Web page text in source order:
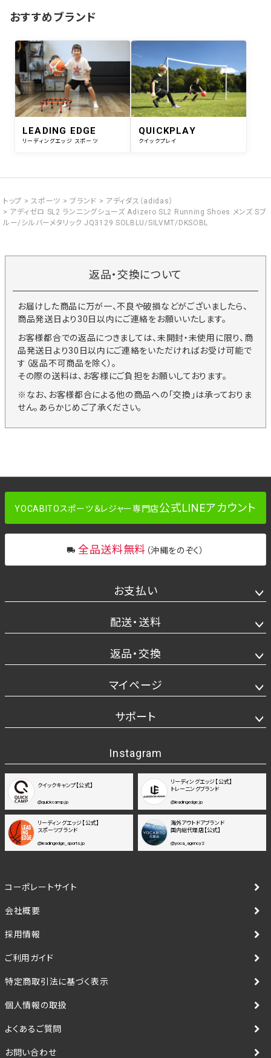
おすすめブランド
LEADING EDGE
リーディングエッジ スポーツ
QUICKPLAY
クイックプレイ
トップ スポーツ ブランド
アディダス（adidas）
アディゼロ SL2 ランニングシューズ Adizero SL2 Running Shoes メンズ Sブ
ルー/シルバーメタリック JQ3129 SOLBLU/SILVMT/DKSOBL
返品・交換について
お届けした商品に万が一、不良や破損などがございましたら、
商品発送日より30日以内にご連絡をお願いいたします。
お客様都合での返品につきましては、未開封・未使用に限り、商
品発送日より30日以内にご連絡をいただければお受け可能で
す（返品不可商品を除く）。
その際の送料は、お客様にご負担をお願いしております。
※なお、お客様都合による他の商品への「交換」は承っておりま
せん。あらかじめご了承ください。
YOCABITOスポーツ＆レジャー専門店公式LINEアカウント
全品送料無料 （沖縄をのぞく）
お支払い
配送・送料
返品・交換
マイページ
サポート
Instagram
クイックキャンプ【公式】
@quickcamp.jp
リーディングエッジ【公式】
トレーニングブランド
@leadingedge.jp
リーディングエッジ【公式】
スポーツブランド
@leadingedge_sports.jp
海外アウトドアブランド
国内総代理店【公式】
@yoca_agency2
コーポレートサイト
会社概要
採用情報
ご利用ガイド
特定商取引法に基づく表示
個人情報の取扱
よくあるご質問
お問い合わせ